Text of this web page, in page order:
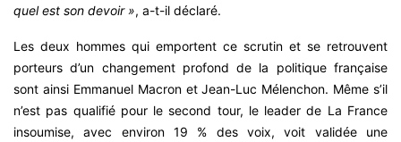
quel est son devoir », a-t-il déclaré.
Les deux hommes qui emportent ce scrutin et se retrouvent
porteurs d’un changement profond de la politique française
sont ainsi Emmanuel Macron et Jean-Luc Mélenchon. Même s’il
n’est pas qualifié pour le second tour, le leader de La France
insoumise, avec environ 19 % des voix, voit validée une